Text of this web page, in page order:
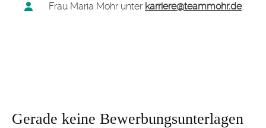
Frau Maria Mohr unter karriere@teammohr.de.
Gerade keine Bewerbungsunterlagen